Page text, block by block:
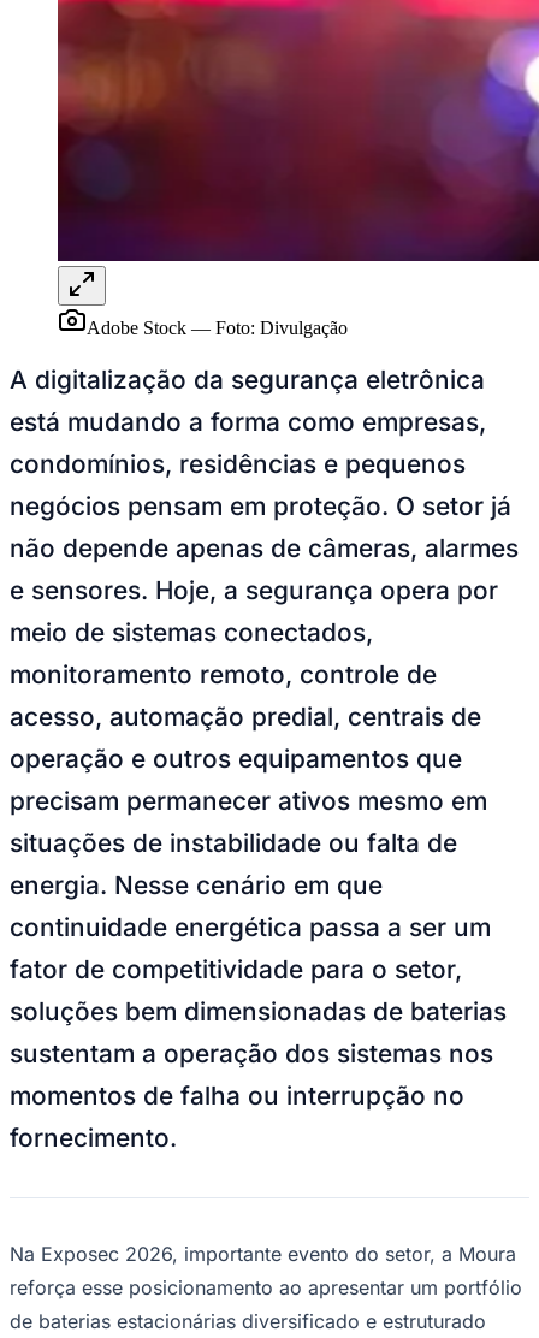
A digitalização da segurança eletrônica
está mudando a forma como empresas,
condomínios, residências e pequenos
negócios pensam em proteção. O setor já
não depende apenas de câmeras, alarmes
e sensores. Hoje, a segurança opera por
meio de sistemas conectados,
monitoramento remoto, controle de
acesso, automação predial, centrais de
operação e outros equipamentos que
precisam permanecer ativos mesmo em
situações de instabilidade ou falta de
energia. Nesse cenário em que
continuidade energética passa a ser um
fator de competitividade para o setor,
soluções bem dimensionadas de baterias
sustentam a operação dos sistemas nos
momentos de falha ou interrupção no
Na Exposec 2026, importante evento do setor, a Moura
reforça esse posicionamento ao apresentar um portfólio